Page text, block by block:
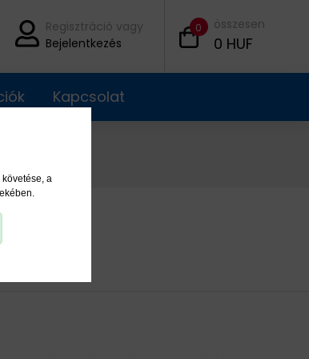
a
Regisztráció vagy
Bejelentkezés
0 összesen
0 HUF
Kapcsolat